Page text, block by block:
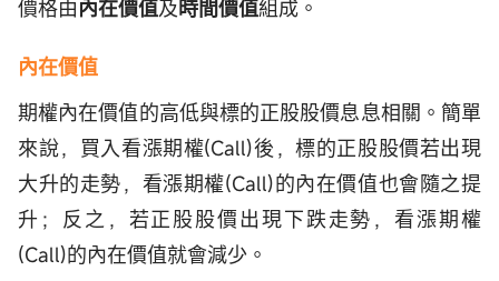
價格由內在價值及時間價值組成。
內在價值
期權內在價值的高低與標的正股股價息息相關。簡單
來說，買入看漲期權(Call)後，標的正股股價若出現
大升的走勢，看漲期權(Call)的內在價值也會隨之提
升；反之，若正股股價出現下跌走勢，看漲期權
(Call)的內在價值就會減少。